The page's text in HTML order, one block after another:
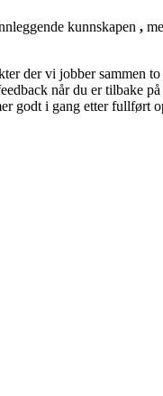
kunnskapen ,
der vi jobber sammen
når du er tilbake
godt i gang etter